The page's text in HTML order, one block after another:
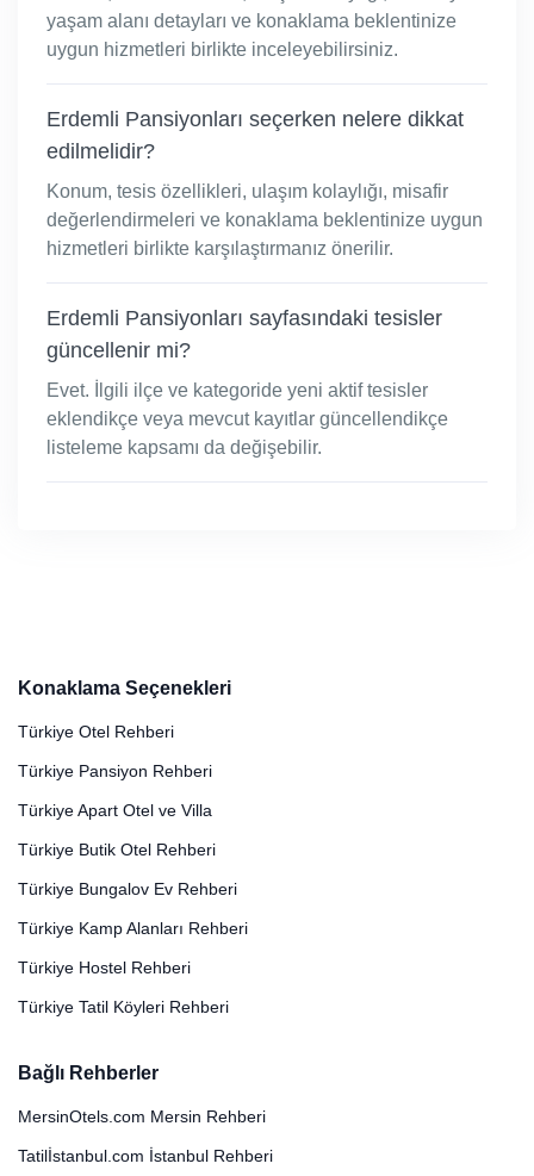
yaşam alanı detayları ve konaklama beklentinize
uygun hizmetleri birlikte inceleyebilirsiniz.
Erdemli Pansiyonları seçerken nelere dikkat
edilmelidir?
Konum, tesis özellikleri, ulaşım kolaylığı, misafir
değerlendirmeleri ve konaklama beklentinize uygun
hizmetleri birlikte karşılaştırmanız önerilir.
Erdemli Pansiyonları sayfasındaki tesisler
güncellenir mi?
Evet. İlgili ilçe ve kategoride yeni aktif tesisler
eklendikçe veya mevcut kayıtlar güncellendikçe
listeleme kapsamı da değişebilir.
Konaklama Seçenekleri
Türkiye Otel Rehberi
Türkiye Pansiyon Rehberi
Türkiye Apart Otel ve Villa
Türkiye Butik Otel Rehberi
Türkiye Bungalov Ev Rehberi
Türkiye Kamp Alanları Rehberi
Türkiye Hostel Rehberi
Türkiye Tatil Köyleri Rehberi
Bağlı Rehberler
MersinOtels.com Mersin Rehberi
Tatilİstanbul.com İstanbul Rehberi